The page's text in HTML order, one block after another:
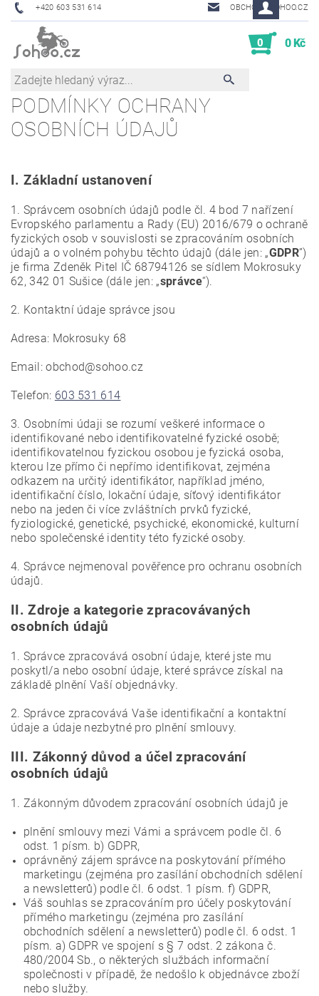
+420 603 531 614 OBCHOD@SOHOO.CZ
0 0 Kč
PODMÍNKY OCHRANY
OSOBNÍCH ÚDAJŮ
I. Základní ustanovení
1. Správcem osobních údajů podle čl. 4 bod 7 nařízení
Evropského parlamentu a Rady (EU) 2016/679 o ochraně
fyzických osob v souvislosti se zpracováním osobních
údajů a o volném pohybu těchto údajů (dále jen: „GDPR”)
je firma Zdeněk Pitel IČ 68794126 se sídlem Mokrosuky
62, 342 01 Sušice (dále jen: „správce“).
2. Kontaktní údaje správce jsou
Adresa: Mokrosuky 68
Email: obchod@sohoo.cz
Telefon: 603 531 614
3. Osobními údaji se rozumí veškeré informace o
identifikované nebo identifikovatelné fyzické osobě;
identifikovatelnou fyzickou osobou je fyzická osoba,
kterou lze přímo či nepřímo identifikovat, zejména
odkazem na určitý identifikátor, například jméno,
identifikační číslo, lokační údaje, síťový identifikátor
nebo na jeden či více zvláštních prvků fyzické,
fyziologické, genetické, psychické, ekonomické, kulturní
nebo společenské identity této fyzické osoby.
4. Správce nejmenoval pověřence pro ochranu osobních
údajů.
II.Zdroje a kategorie zpracovávaných
osobních údajů
1. Správce zpracovává osobní údaje, které jste mu
poskytl/a nebo osobní údaje, které správce získal na
základě plnění Vaší objednávky.
2. Správce zpracovává Vaše identifikační a kontaktní
údaje a údaje nezbytné pro plnění smlouvy.
III. Zákonný důvod a účel zpracování
osobních údajů
1. Zákonným důvodem zpracování osobních údajů je
plnění smlouvy mezi Vámi a správcem podle čl. 6
odst. 1 písm. b) GDPR,
oprávněný zájem správce na poskytování přímého
marketingu (zejména pro zasílání obchodních sdělení
a newsletterů) podle čl. 6 odst. 1 písm. f) GDPR,
Váš souhlas se zpracováním pro účely poskytování
přímého marketingu (zejména pro zasílání
obchodních sdělení a newsletterů) podle čl. 6 odst. 1
písm. a) GDPR ve spojení s § 7 odst. 2 zákona č.
480/2004 Sb., o některých službách informační
společnosti v případě, že nedošlo k objednávce zboží
nebo služby.